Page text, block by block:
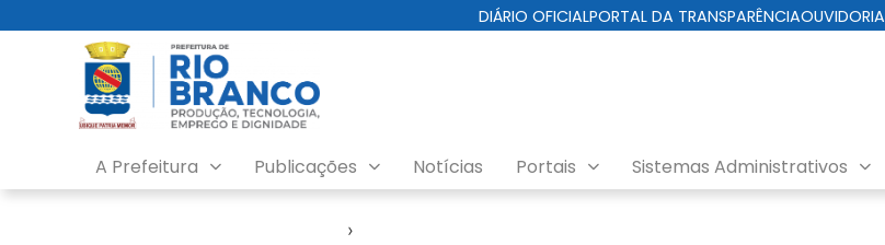
DIÁRIO OFICIALPORTAL DA TRANSPARÊNCIAOUVIDORIA
A Prefeitura Publicações Notícias Portais Sistemas Administrativos
›